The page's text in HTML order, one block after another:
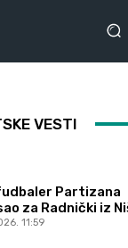
VESTI
Partizana
za Radnički iz
11:59